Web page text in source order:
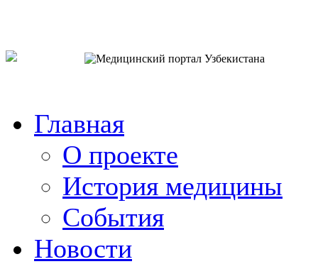
Главная
О проекте
История медицины
События
Новости